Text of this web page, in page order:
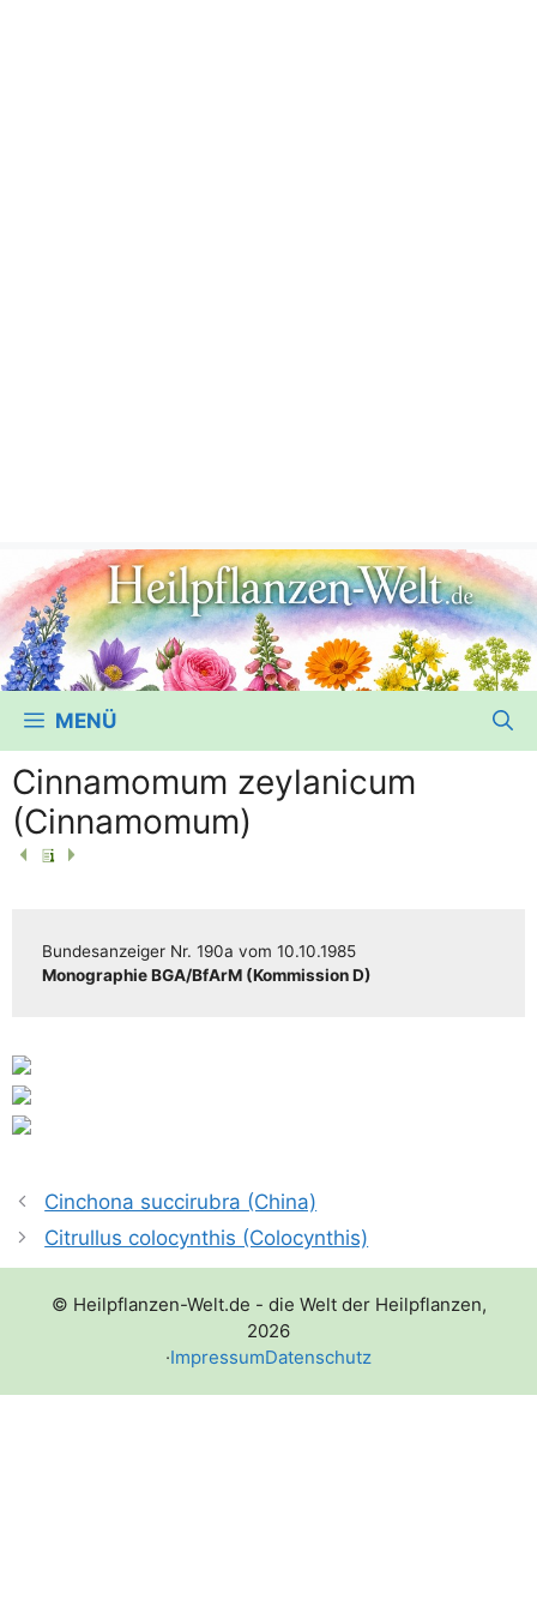
MENÜ
Cinnamomum zeylanicum
(Cinnamomum)
Bun­des­an­zei­ger Nr. 190a vom 10.10.1985
Mono­gra­phie BGA/​​BfArM (Kom­mis­si­on D)
Cinchona succirubra (China)
Citrullus colocynthis (Colocynthis)
© Heilpflanzen-Welt.de - die Welt der Heilpflanzen,
2026
·ImpressumDatenschutz